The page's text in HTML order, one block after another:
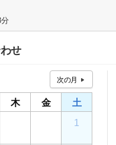
せ
木 金
土
1